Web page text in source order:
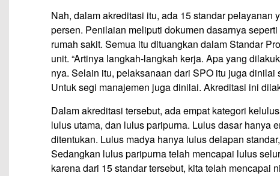
Nah, dalam akreditasi itu, ada 15 standar
persen. Penilaian meliputi dokumen dasarnya
rumah sakit. Semua itu dituangkan dalam Standar
unit. “Artinya langkah-langkah kerja. Apa yang
nya. Selain itu, pelaksanaan dari SPO itu juga
Untuk segi manajemen juga dinilai. Akreditasi ini
Dalam akreditasi tersebut, ada empat kategori
lulus utama, dan lulus paripurna. Lulus dasar hanya
ditentukan. Lulus madya hanya lulus delapan
Sedangkan lulus paripurna telah mencapai lulus
karena dari 15 standar tersebut, kita telah mencapai